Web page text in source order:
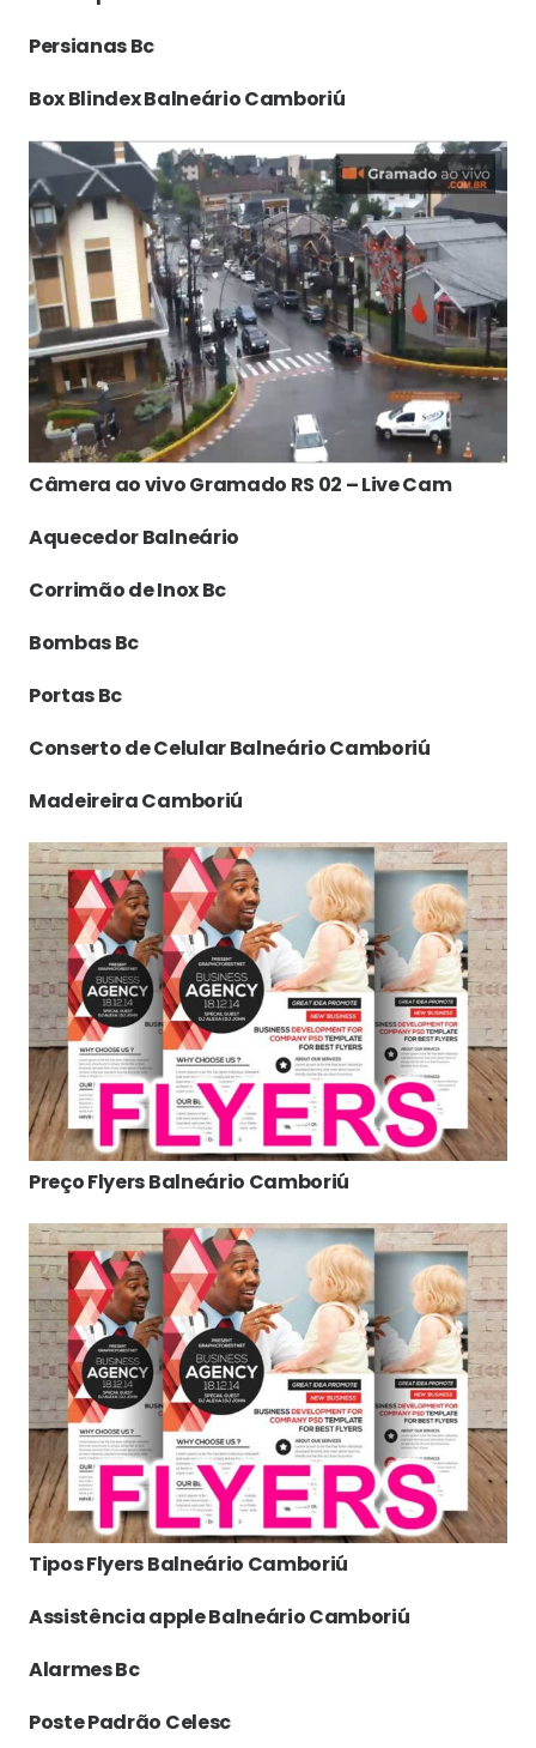
Persianas Bc
Box Blindex Balneário Camboriú
Câmera ao vivo Gramado RS 02 – Live Cam
Aquecedor Balneário
Corrimão de Inox Bc
Bombas Bc
Portas Bc
Conserto de Celular Balneário Camboriú
Madeireira Camboriú
Preço Flyers Balneário Camboriú
Tipos Flyers Balneário Camboriú
Assistência apple Balneário Camboriú
Alarmes Bc
Poste Padrão Celesc